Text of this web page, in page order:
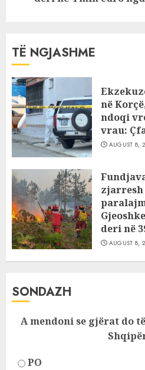
TË NGJASHME
në
ndoqi
vrau:
AUGUST 8,
zjarresh
deri në
AUGUST 8,
SONDAZH
A mendoni se gjërat do
PO